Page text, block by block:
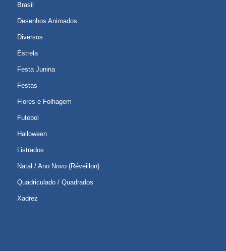
Brasil
Desenhos Animados
Diversos
Estrela
Festa Junina
Festas
Flores e Folhagem
Futebol
Halloween
Listrados
Natal / Ano Novo (Réveillon)
Quadriculado / Quadrados
Xadrez